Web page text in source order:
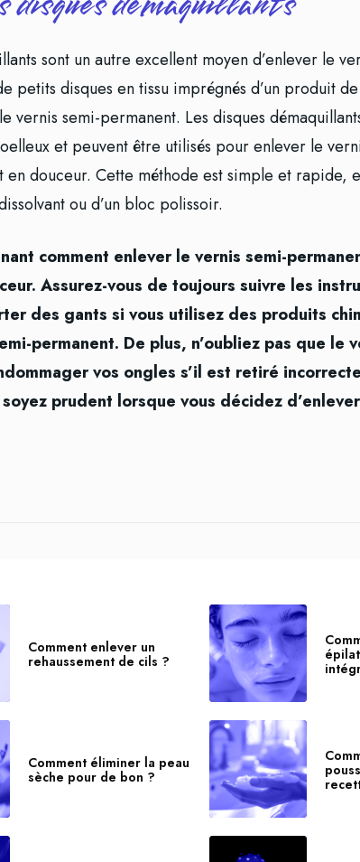
sont un autre excellent moyen d’enlever le
petits disques en tissu imprégnés d’un produit
vernis semi-permanent. Les disques
et peuvent être utilisés pour enlever le
douceur. Cette méthode est simple et rapide,
ou d’un bloc polissoir.
comment enlever le vernis semi-
Assurez-vous de toujours suivre les
des gants si vous utilisez des produits
permanent. De plus, n’oubliez pas que le
vos ongles s’il est retiré
prudent lorsque vous décidez
Comment enlever un
rehaussement de cils ?
Comment éliminer la peau
sèche pour de bon ?